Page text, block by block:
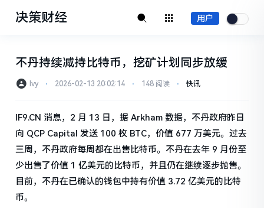
决策财经 用户
不丹持续减持比特币，挖矿计划同步放缓
Ivy ⋅ 2026-02-13 20:02:14 ⋅ 148 阅读 ⋅ 快讯
IF9.CN 消息，2 月 13 日，据 Arkham 数据，不丹政府昨日
向 QCP Capital 发送 100 枚 BTC，价值 677 万美元。过去
三周，不丹政府每周都在出售比特币。不丹在去年 9 月份至
少出售了价值 1 亿美元的比特币，并且仍在继续逐步抛售。
目前，不丹在已确认的钱包中持有价值 3.72 亿美元的比特
币。